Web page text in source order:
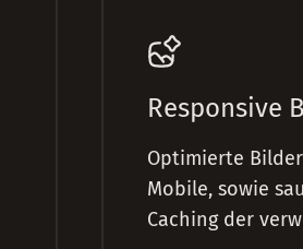
Responsive
Optimierte
Mobile, sowie
Caching der